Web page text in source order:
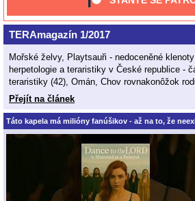
TERAmagazín 1/2017
Mořské želvy, Playtsauři - nedoceněné
herpetologie a teraristiky v České republice -
teraristiky (42), Omán, Chov rovnakonôžok
Přejít na článek
Táto kapela má milióny fanúšikov - až na to, že